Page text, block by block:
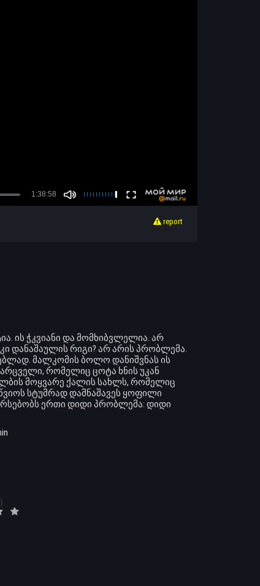
report
ის ჭკვიანი და მომხიბვლელია. არ
დანაშაულის რიგი? არ არის პრობლემა.
მალკომის ბოლო დანიშვნას ის
რომელიც ცოტა ხნის უკან
მოყვარე ქალის სახლს, რომელიც
სტუმრად დამნაშავეს ყოფილი
ერთი დიდი პრობლემა: დიდი